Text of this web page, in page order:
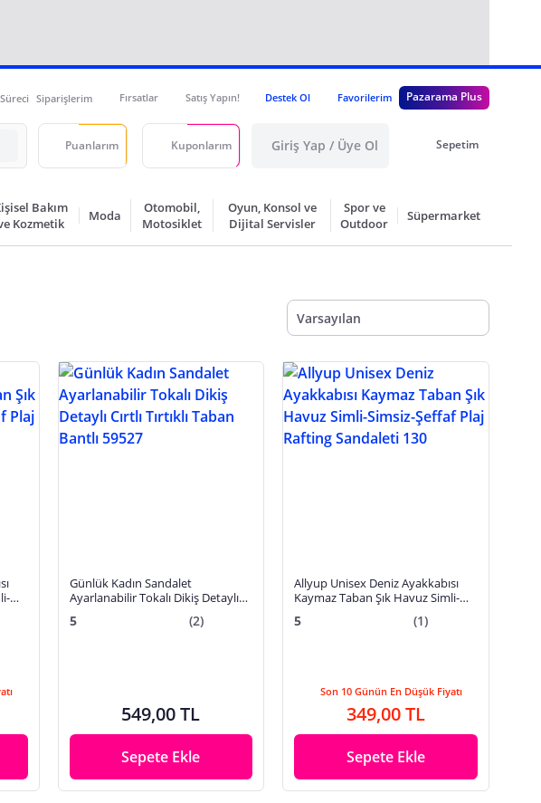
Siparişlerim Fırsatlar Satış Yapın! Destek Ol Favorilerim Pazarama Plus
Puanlarım Kuponlarım Giriş Yap / Üye Ol Sepetim
Bakım
Kozmetik
Moda
Otomobil,
Motosiklet
Oyun, Konsol ve
Dijital Servisler
Spor ve
Outdoor
Süpermarket
Varsayılan
Günlük Kadın Sandalet
Ayarlanabilir Tokalı Dikiş Detaylı
5 (2)
549,00 TL
Sepete Ekle
Allyup Unisex Deniz Ayakkabısı
Kaymaz Taban Şık Havuz Simli-
130
5 (1)
Son 10 Günün En Düşük Fiyatı
349,00 TL
Sepete Ekle